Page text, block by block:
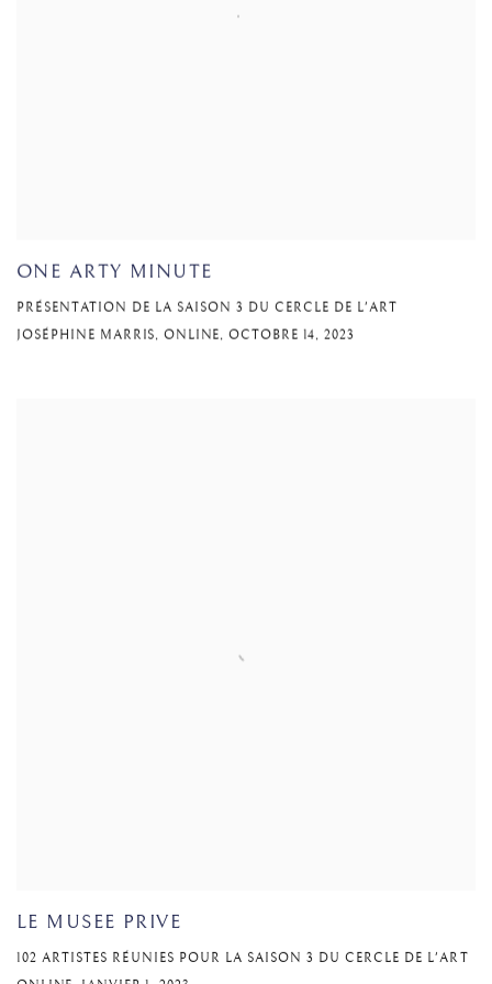
ONE ARTY MINUTE
PRÉSENTATION DE LA SAISON 3 DU CERCLE DE L'ART
JOSÉPHINE MARRIS, ONLINE, OCTOBRE 14, 2023
LE MUSEE PRIVE
102 ARTISTES RÉUNIES POUR LA SAISON 3 DU CERCLE DE L'ART